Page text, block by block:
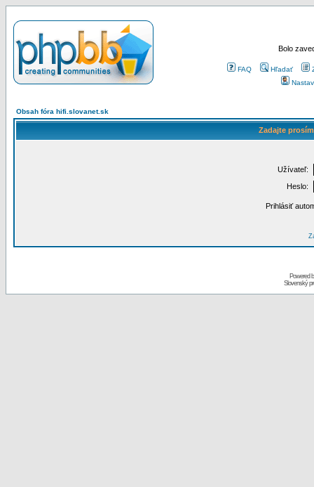
Bolo
FAQ Hľadať
Obsah fóra hifi.slovanet.sk
Zadajte
Užívateľ:
Heslo:
Prihlásiť
Powered
Slovenský